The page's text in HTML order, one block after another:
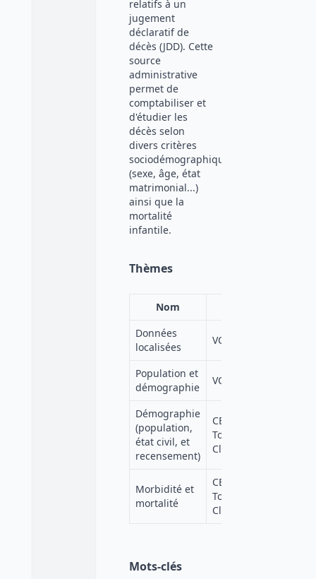
relatifs à un
jugement
déclaratif de
décès (JDD). Cette
source
administrative
permet de
comptabiliser et
d'étudier les
décès selon
divers critères
sociodémographiques
(sexe, âge, état
matrimonial...)
ainsi que la
mortalité
infantile.
Thèmes
Nom
Données
localisées
VC Adisp
Population et
démographie
VC Adisp
Démographie
(population,
état civil, et
recensement)
CESSDA
Topic
Classification
Morbidité et
mortalité
CESSDA
Topic
Classification
Mots-clés